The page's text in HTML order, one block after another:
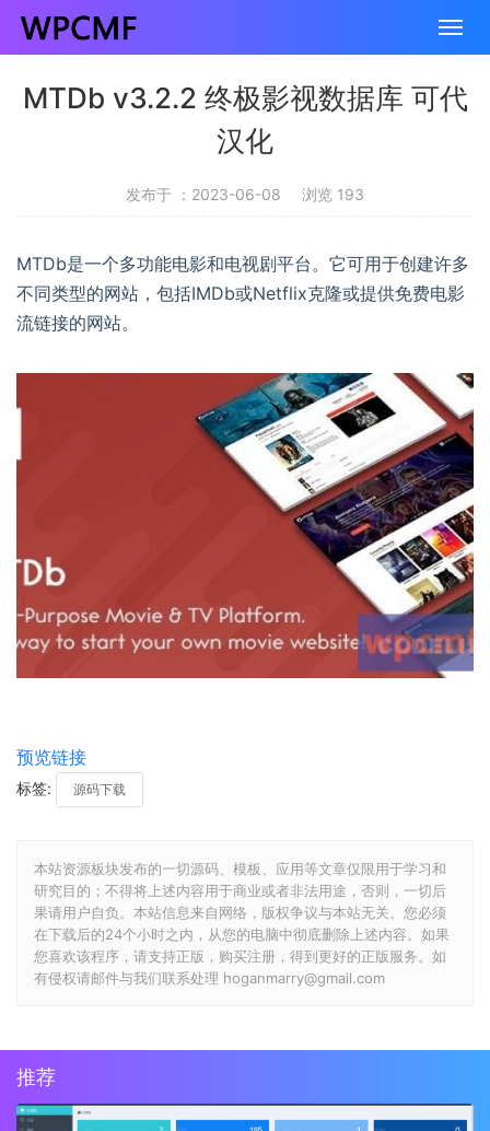
MTDb v3.2.2 终极影视数据库 可代
汉化
发布于 ：2023-06-08 浏览 193
MTDb是一个多功能电影和电视剧平台。它可用于创建许多
不同类型的网站，包括IMDb或Netflix克隆或提供免费电影
流链接的网站。
预览链接
标签: 源码下载
本站资源板块发布的一切源码、模板、应用等文章仅限用于学习和
研究目的；不得将上述内容用于商业或者非法用途，否则，一切后
果请用户自负。本站信息来自网络，版权争议与本站无关。您必须
在下载后的24个小时之内，从您的电脑中彻底删除上述内容。如果
您喜欢该程序，请支持正版，购买注册，得到更好的正版服务。如
有侵权请邮件与我们联系处理 hoganmarry@gmail.com
推荐